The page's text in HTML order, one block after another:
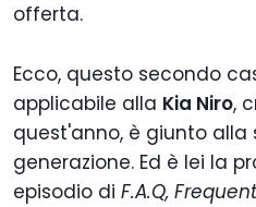
offerta.
Ecco, questo secondo
applicabile alla Kia Niro,
quest'anno, è giunto alla
generazione. Ed è lei la
episodio di F.A.Q,